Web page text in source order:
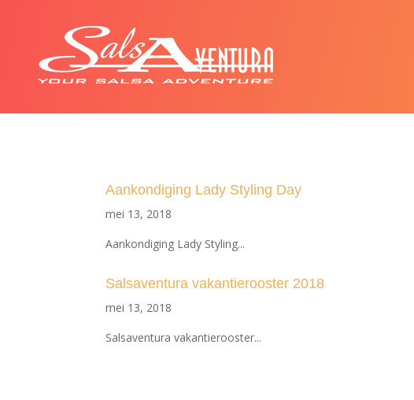
Aankondiging Lady Styling Day
mei 13, 2018
Aankondiging Lady Styling...
Salsaventura vakantierooster 2018
mei 13, 2018
Salsaventura vakantierooster...